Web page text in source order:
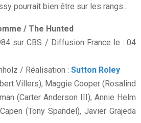
pourrait bien être sur les rangs...
/ The Hunted
sur CBS / Diffusion France le : 04
/ Réalisation : Sutton Roley
Villers), Maggie Cooper (Rosalind
(Carter Anderson III), Annie Helm
(Tony Spandel), Javier Grajeda